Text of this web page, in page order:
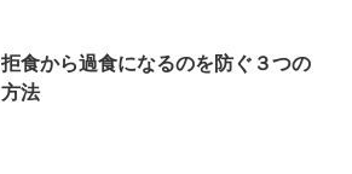
拒食から過食になるのを防ぐ３つの
方法